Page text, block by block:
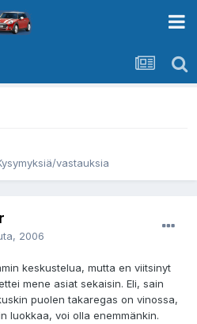
vastauksia
2006
keskustelua, mutta en viitsinyt
mene asiat sekaisin. Eli, sain
puolen takaregas on vinossa,
luokkaa, voi olla enemmänkin.